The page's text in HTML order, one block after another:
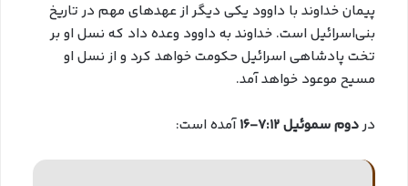
پیمان خداوند با داوود یکی دیگر از عهدهای مهم در تاریخ
بنی‌اسرائیل است. خداوند به داوود وعده داد که نسل او بر
تخت پادشاهی اسرائیل حکومت خواهد کرد و از نسل او
مسیح موعود خواهد آمد.
دردوم سموئیل 7:12-16 آمده است: